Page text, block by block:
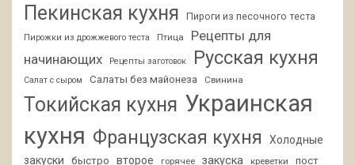
Пекинская кухня Пироги из песочного теста
Пирожки из дрожжевого теста Птица
Рецепты для
начинающих
Рецепты заготовок Русская кухня
Салат с сыром Салаты без майонеза Свинина
Токийская кухня Украинская
кухня Французская кухня
Холодные
закуски
быстро второе горячее закуска креветки пост